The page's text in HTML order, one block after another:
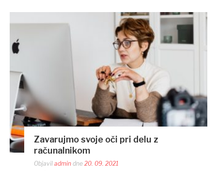
Zavarujmo svoje oči pri delu z
računalnikom
Objavil admin dne 20. 09. 2021